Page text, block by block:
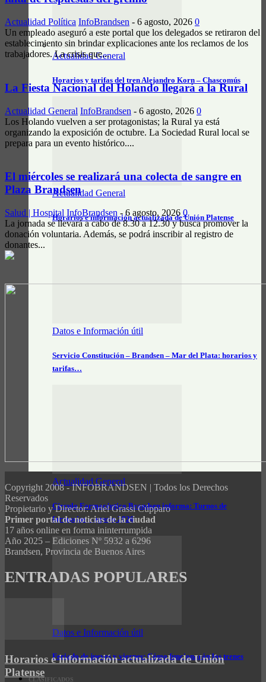
Actualidad General
Horarios y tarifas del tren Alejandro Korn – Chascomús
Actualidad General
Horarios e información actualizada de Unión Platense
Datos e Información útil
Servicio Constitución – Brandsen – Mar del Plata: horarios y
tarifas…
Actualidad General
Círculo Farmacéutico Brandsen informa: Turnos de
farmacias – agosto 2026
Datos e Información útil
Feriado de jueves y viernes: Cómo funcionarán los trenes
CLASIFICADOS
Actualidad Política InfoBrandsen - 6 agosto, 2026 0
Un empleado aseguró a este portal que los delegados se retiraron del
establecimiento sin brindar explicaciones ante los reclamos de los
trabajadores. La crisis que...
La Fiesta Nacional del Holando llegará a la Rural
Actualidad General InfoBrandsen - 6 agosto, 2026 0
Los Holando vuelven a ser protagonistas; la Rural ya está
organizando la exposición de octubre. La Sociedad Rural local se
prepara para un evento histórico....
El miércoles se realizará una colecta de sangre en
Plaza Brandsen
Salud | Hospital InfoBrandsen - 6 agosto, 2026 0
La jornada se llevará a cabo de 8.30 a 12.30 y busca promover la
donación voluntaria. Además, se podrá inscribir al registro de
donantes...
Copyright 2008 - INFOBRANDSEN | Todos los Derechos
Reservados
Propietario y Director: Ariel Grassi Cúpparo
Primer portal de noticias de la ciudad
17 años online en forma ininterrumpida
Año 2025 – Ediciones Nº 5932 a 6296
Brandsen, Provincia de Buenos Aires
ENTRADAS POPULARES
Horarios e información actualizada de Unión
Platense